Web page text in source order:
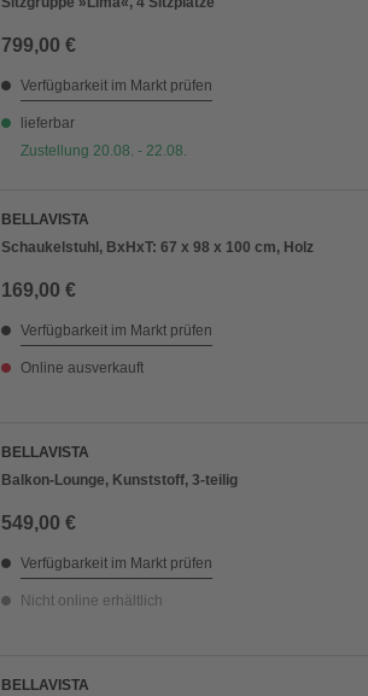
799,00 €
Verfügbarkeit im Markt prüfen
lieferbar
Zustellung 20.08. - 22.08.
BELLAVISTA
Schaukelstuhl, BxHxT: 67 x 98 x 100 cm, Holz
169,00 €
Verfügbarkeit im Markt prüfen
Online ausverkauft
BELLAVISTA
Balkon-Lounge, Kunststoff, 3-teilig
549,00 €
Verfügbarkeit im Markt prüfen
Nicht online erhältlich
BELLAVISTA